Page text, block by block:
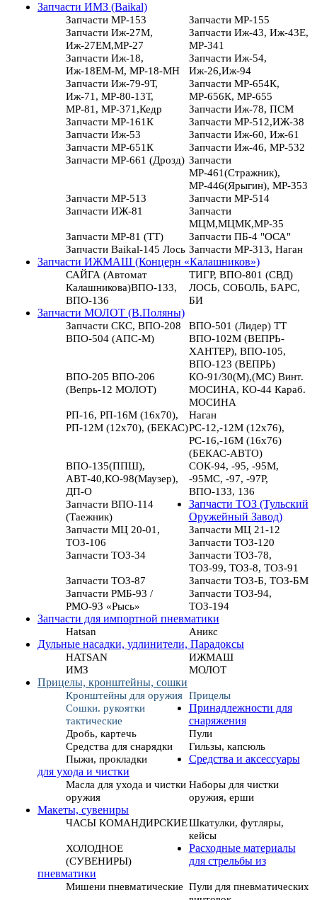
Запчасти ИМЗ (Baikal)
Запчасти МР-153
Запчасти МР-155
Запчасти Иж-27М,
Иж-27ЕМ,МР-27
Запчасти Иж-43, Иж-43Е,
МР-341
Запчасти Иж-18,
Иж-18ЕМ-М, МР-18-МН
Запчасти Иж-54,
Иж-26,Иж-94
Запчасти Иж-79-9Т,
Иж-71, МР-80-13Т,
МР-81, МР-371,Кедр
Запчасти МР-654К,
МР-656К, МР-655
Запчасти Иж-78, ПСМ
Запчасти МР-161К
Запчасти МР-512,ИЖ-38
Запчасти Иж-53
Запчасти Иж-60, Иж-61
Запчасти МР-651К
Запчасти Иж-46, МР-532
Запчасти МР-661 (Дрозд) Запчасти
МР-461(Стражник),
МР-446(Ярыгин), МР-353
Запчасти МР-513
Запчасти МР-514
Запчасти ИЖ-81
Запчасти
МЦМ,МЦМК,МР-35
Запчасти МР-81 (ТТ)
Запчасти ПБ-4 "ОСА"
Запчасти Baikal-145 Лось Запчасти МР-313, Наган
Запчасти ИЖМАШ (Концерн «Калашников»)
САЙГА (Автомат
Калашникова)ВПО-133,
ВПО-136
ТИГР, ВПО-801 (СВД)
ЛОСЬ, СОБОЛЬ, БАРС,
БИ
Запчасти МОЛОТ (В.Поляны)
Запчасти СКС, ВПО-208
ВПО-501 (Лидер) ТТ
ВПО-504 (АПС-М)
ВПО-102М (ВЕПРЬ-
ХАНТЕР), ВПО-105,
ВПО-123 (ВЕПРЬ)
ВПО-205 ВПО-206
(Вепрь-12 МОЛОТ)
КО-91/30(М),(МС) Винт.
МОСИНА, КО-44 Караб.
МОСИНА
РП-16, РП-16М (16х70),
РП-12М (12х70), (БЕКАС)
Наган
РС-12,-12М (12х76),
РС-16,-16М (16х76)
(БЕКАС-АВТО)
ВПО-135(ППШ),
АВТ-40,КО-98(Маузер),
ДП-О
СОК-94, -95, -95М,
-95МС, -97, -97Р,
ВПО-133, 136
Запчасти ВПО-114
(Таежник)
Запчасти ТОЗ (Тульский
Оружейный Завод)
Запчасти МЦ 20-01,
ТОЗ-106
Запчасти МЦ 21-12
Запчасти ТОЗ-120
Запчасти ТОЗ-34
Запчасти ТОЗ-78,
ТОЗ-99, ТОЗ-8, ТОЗ-91
Запчасти ТОЗ-87
Запчасти ТОЗ-Б, ТОЗ-БМ
Запчасти РМБ-93 /
РМО-93 «Рысь»
Запчасти ТОЗ-94,
ТОЗ-194
Запчасти для импортной пневматики
Hatsan
Аникс
Дульные насадки, удлинители, Парадоксы
HATSAN
ИЖМАШ
ИМЗ
МОЛОТ
Прицелы, кронштейны, сошки
Кронштейны для оружия Прицелы
Сошки. рукоятки
тактические
Принадлежности для
снаряжения
Дробь, картечь
Пули
Средства для снарядки
Гильзы, капсюль
Пыжи, прокладки
Средства и аксессуары
для ухода и чистки
Масла для ухода и чистки
оружия
Наборы для чистки
оружия, ерши
Макеты, сувениры
ЧАСЫ КОМАНДИРСКИЕШкатулки, футляры,
кейсы
ХОЛОДНОЕ
(СУВЕНИРЫ)
Расходные материалы
для стрельбы из
пневматики
Мишени пневматические Пули для пневматических